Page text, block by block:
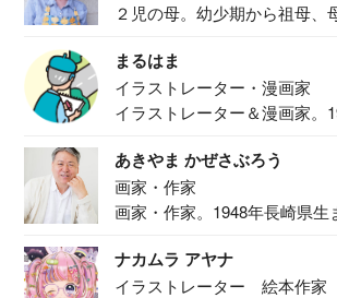
２児の母。幼少期から祖母、
まるはま
イラストレーター・漫画家
イラストレーター＆漫画家。
あきやま かぜさぶろう
画家・作家
画家・作家。1948年長崎県生
ナカムラ アヤナ
イラストレーター 絵本作家